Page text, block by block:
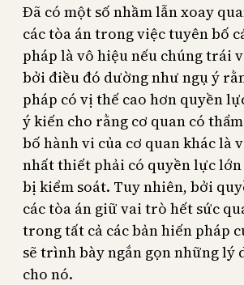
Đã có một số nhầm lẫn xoay
các tòa án trong việc tuyên bố
pháp là vô hiệu nếu chúng trái
bởi điều đó dường như ngụ ý
pháp có vị thế cao hơn quyền
ý kiến cho rằng cơ quan có
bố hành vi của cơ quan khác là
nhất thiết phải có quyền lực
bị kiểm soát. Tuy nhiên, bởi
các tòa án giữ vai trò hết sức
trong tất cả các bản hiến pháp
sẽ trình bày ngắn gọn những lý
cho nó.